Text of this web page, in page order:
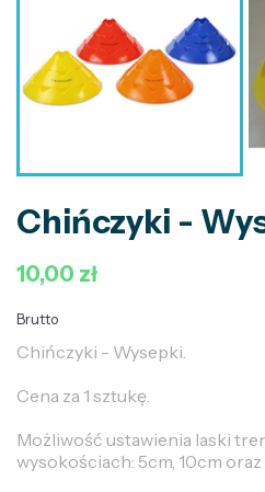
Chińczyki -
10,00 zł
Brutto
Chińczyki - Wysepki.
Cena za 1 sztukę.
Możliwość ustawienia laski
wysokościach: 5cm, 10cm oraz